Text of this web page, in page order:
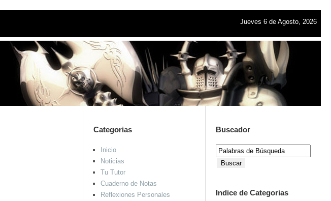
Jueves 6 de Agosto, 2026
Buscador
Indice de Categorias
Categorias
Inicio
Noticias
Tu Tutor
Cuaderno de Notas
Reflexiones Personales